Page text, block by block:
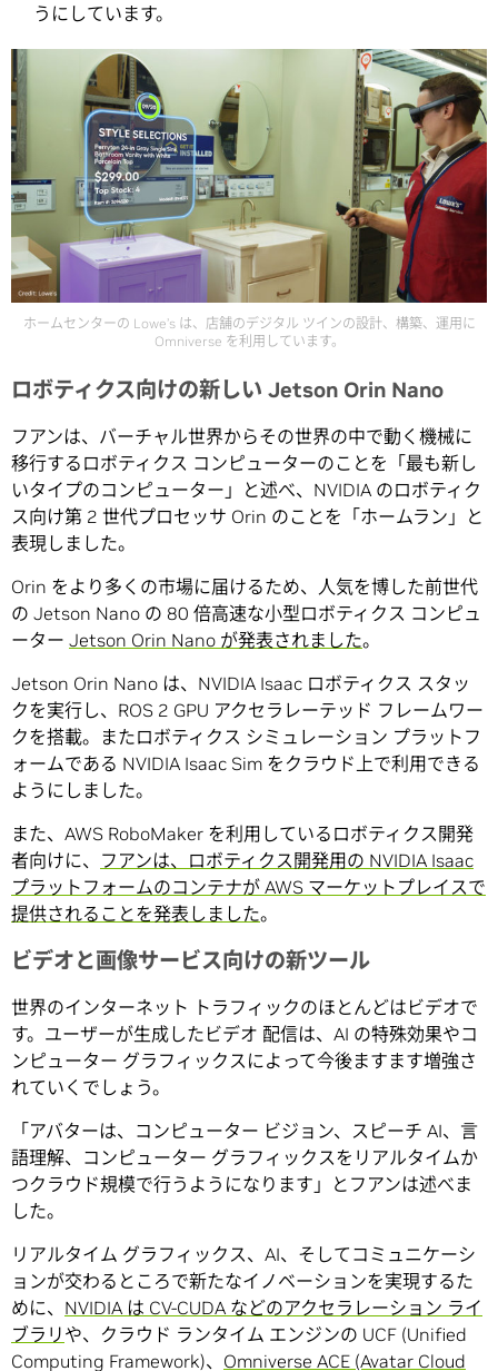
うにしています。
ホームセンターの Lowe’s は、店舗のデジタル ツインの設計、構築、運用に
Omniverse を利用しています。
ロボティクス向けの新しい Jetson Orin Nano
フアンは、バーチャル世界からその世界の中で動く機械に
移行するロボティクス コンピューターのことを「最も新し
いタイプのコンピューター」と述べ、NVIDIA のロボティク
ス向け第 2 世代プロセッサ Orin のことを「ホームラン」と
表現しました。
Orin をより多くの市場に届けるため、人気を博した前世代
の Jetson Nano の 80 倍高速な小型ロボティクス コンピュ
ーター Jetson Orin Nano が発表されました。
Jetson Orin Nano は、NVIDIA Isaac ロボティクス スタッ
クを実行し、ROS 2 GPU アクセラレーテッド フレームワー
クを搭載。またロボティクス シミュレーション プラットフ
ォームである NVIDIA Isaac Sim をクラウド上で利用できる
ようにしました。
また、AWS RoboMaker を利用しているロボティクス開発
者向けに、 フアンは、ロボティクス開発用の NVIDIA Isaac
プラットフォームのコンテナが AWS マーケットプレイスで
提供されることを発表しました。
ビデオと画像サービス向けの新ツール
世界のインターネット トラフィックのほとんどはビデオで
す。ユーザーが生成したビデオ 配信は、AI の特殊効果やコ
ンピューター グラフィックスによって今後ますます増強さ
れていくでしょう。
「アバターは、コンピューター ビジョン、スピーチ AI、言
語理解、コンピューター グラフィックスをリアルタイムか
つクラウド規模で行うようになります」とフアンは述べま
した。
リアルタイム グラフィックス、AI、そしてコミュニケーシ
ョンが交わるところで新たなイノベーションを実現するた
めに、 NVIDIA は CV-CUDA などのアクセラレーション ライ
ブラリ や、クラウド ランタイム エンジンの UCF (Unified
Computing Framework)、 Omniverse ACE (Avatar Cloud